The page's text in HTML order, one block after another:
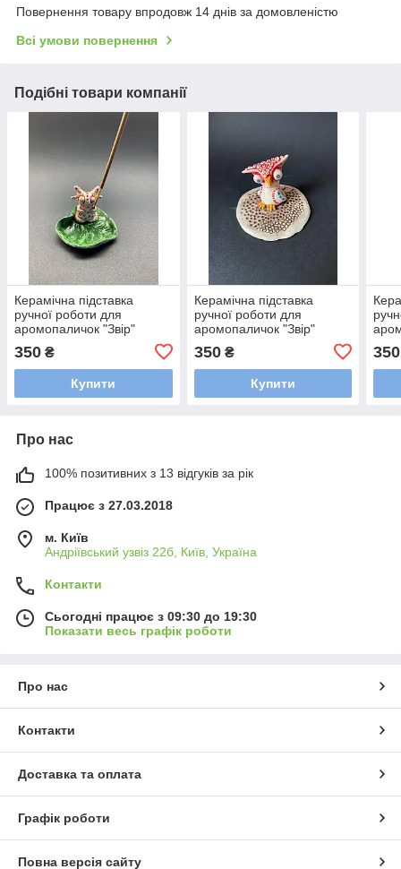
Повернення товару впродовж 14 днів за домовленістю
Всі умови повернення
Подібні товари компанії
Керамічна підставка
ручної роботи для
аромопаличок "Звір"
350 ₴
Купити
Керамічна підставка
ручної роботи для
аромопаличок "Звір"
350₴
Купити
350
Про нас
100% позитивних з 13 відгуків за рік
Працює з 27.03.2018
м. Київ
Андріївський узвіз 22б, Київ, Україна
Контакти
Сьогодні працює з 09:30 до 19:30
Показати весь графік роботи
Про нас
Контакти
Доставка та оплата
Графік роботи
Повна версія сайту